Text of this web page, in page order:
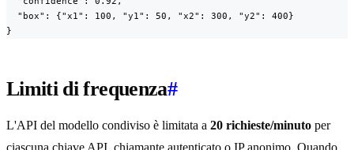
  "box": {"x1": 100, "y1": 50, "x2": 300, "y2": 400}
}
Limiti di frequenza#
L'API del modello condiviso è limitata a 20 richieste/minuto per
ciascuna chiave API, chiamante autenticato o IP anonimo. Quando